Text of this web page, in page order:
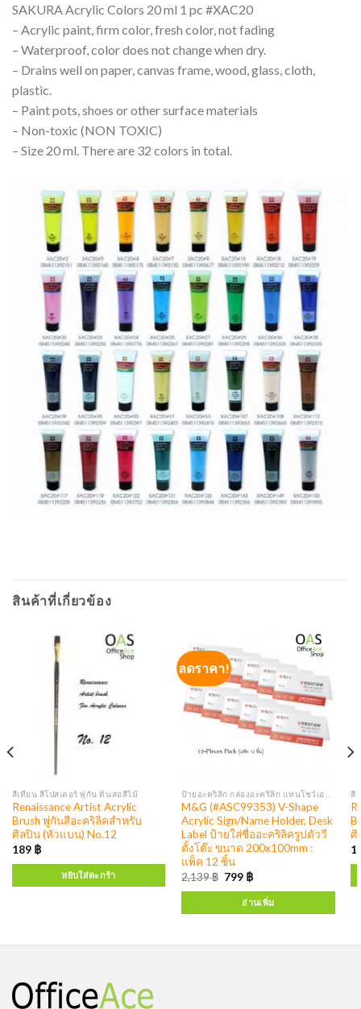
SAKURA Acrylic Colors 20 ml 1 pc #XAC20
– Acrylic paint, firm color, fresh color, not fading
– Waterproof, color does not change when dry.
– Drains well on paper, canvas frame, wood, glass, cloth,
plastic.
– Paint pots, shoes or other surface materials
– Non-toxic (NON TOXIC)
– Size 20 ml. There are 32 colors in total.
สินค้าที่เกี่ยวข้อง
สีเทียน สีโปสเตอร์ พู่กัน ดินสอสีไม้
Renaissance Artist Acrylic
Brush พู่กันสีอะคริลิคสำหรับ
ศิลปิน (หัวแบน) No.12
189 ฿
หยิบใส่ตะกร้า
ลดราคา!
M&G (#ASC99353) V-Shape
Acrylic Sign/Name Holder, Desk
Label ป้ายใส่ชื่ออะคริลิครูปตัววี
ตั้งโต๊ะ ขนาด 200x100mm :
แพ็ค 12 ชิ้น
2,139฿ 799 ฿
อ่านเพิ่ม
สี
ศิ